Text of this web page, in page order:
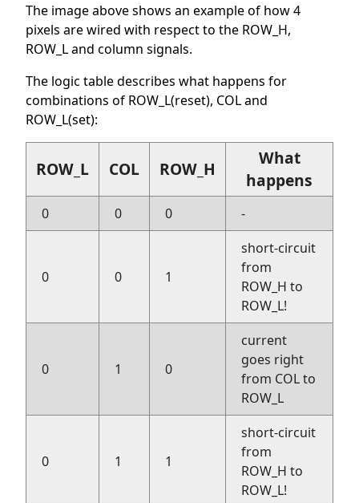
The image above shows an example of how 4
pixels are wired with respect to the ROW_H,
ROW_L and column signals.
The logic table describes what happens for
combinations of ROW_L(reset), COL and
ROW_L(set):
ROW_L COL ROW_H
What
happens
0 0 0 -
0 0 1
short-circuit
from
ROW_H to
ROW_L!
0 1 0
current
goes right
from COL to
ROW_L
0 1 1
short-circuit
from
ROW_H to
ROW_L!